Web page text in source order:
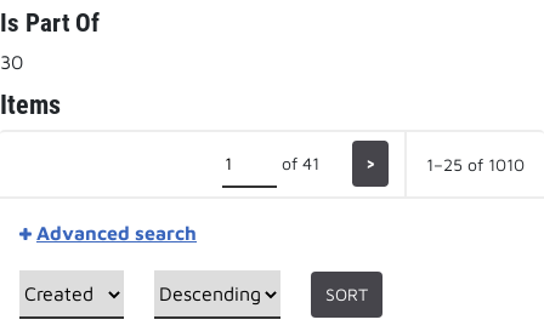
Is Part Of
30
Items
of 41 > 1–25 of 1010
Advanced search
SORT